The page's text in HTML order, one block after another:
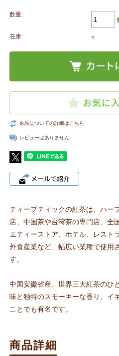
数量:
在庫: ○
返品についての詳細はこちら
レビューはありません
ティーブティックの紅茶は、ハー
店、中国茶や台湾茶の専門店、全
エティーストア、ホテル、レスト
外食産業など、幅広い業種で使用
す。
中国安徽省産、世界三大紅茶のひ
味と独特のスモーキーな香り。イ
ことでも有名です。
商品詳細